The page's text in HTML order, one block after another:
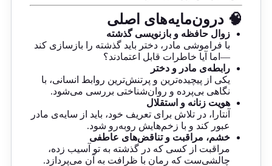
🧠 درون‌مایه‌های اصلی
زوال حافظه و بازنویسی گذشته
با فراموشی مادر، دختر باید گذشته را بازسازی کند
—اما آیا خاطرات قابل اعتمادند؟
رابطه‌ی مادر و دختر
یکی از پیچیده‌ترین و پرتنش‌ترین روابط انسانی، با
نگاهی بی‌پرده و روان‌شناختی بررسی می‌شود.
هویت زنانه و استقلال
آنتارا، در تلاش برای تعریف خود، باید از سایه‌ی مادر
عبور کند و با زخم‌هایش روبه‌رو شود.
خشم، مراقبت و تناقض‌های عاطفی
مراقبت از کسی که در گذشته به تو آسیب زده،
چالشی‌ست که رمان با ظرافت به آن می‌پردازد.